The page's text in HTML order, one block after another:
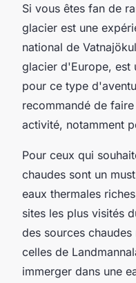
Si vous êtes fan de
glacier est une
national de
glacier d'Europe, est
pour ce type
recommandé de
activité, notamment
Pour ceux qui
chaudes sont un
eaux thermales
sites les plus visités
des sources
celles de
immerger dans une